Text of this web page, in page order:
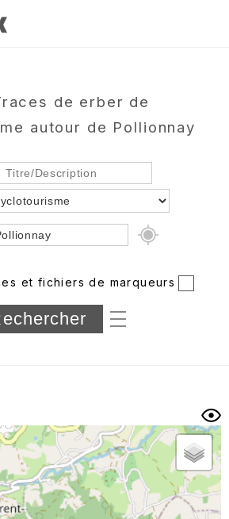
de erber de
autour de Pollionnay
Photos
et fichiers de marqueurs